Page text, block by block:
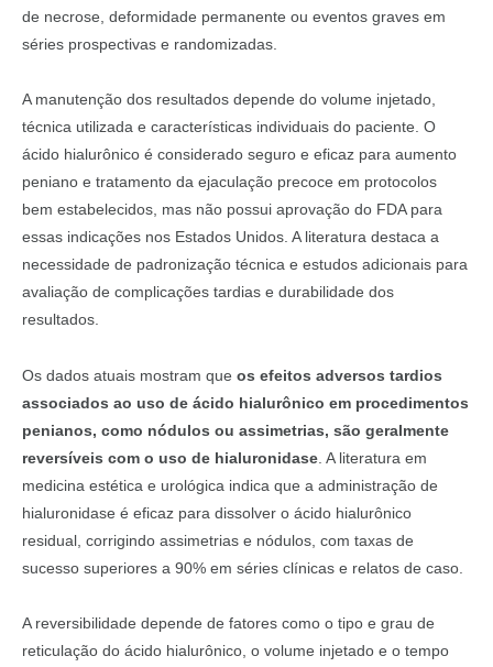
de necrose, deformidade permanente ou eventos graves em
séries prospectivas e randomizadas.
A manutenção dos resultados depende do volume injetado,
técnica utilizada e características individuais do paciente. O
ácido hialurônico é considerado seguro e eficaz para aumento
peniano e tratamento da ejaculação precoce em protocolos
bem estabelecidos, mas não possui aprovação do FDA para
essas indicações nos Estados Unidos. A literatura destaca a
necessidade de padronização técnica e estudos adicionais para
avaliação de complicações tardias e durabilidade dos
resultados.
Os dados atuais mostram que os efeitos adversos tardios
associados ao uso de ácido hialurônico em procedimentos
penianos, como nódulos ou assimetrias, são geralmente
reversíveis com o uso de hialuronidase . A literatura em
medicina estética e urológica indica que a administração de
hialuronidase é eficaz para dissolver o ácido hialurônico
residual, corrigindo assimetrias e nódulos, com taxas de
sucesso superiores a 90% em séries clínicas e relatos de caso.
A reversibilidade depende de fatores como o tipo e grau de
reticulação do ácido hialurônico, o volume injetado e o tempo